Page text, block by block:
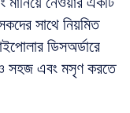
সাথে নিয়মিত
ডিসঅর্ডারে
সহজ এবং মসৃণ করতে